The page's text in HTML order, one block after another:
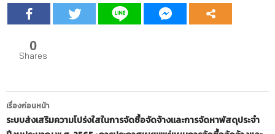
0
Shares
เมนู
นำทาง
เรื่องก่อนหน้า
ระบบส่งเสริมความโปร่งใสในการจัดซื้อจัดจ้างและการจัดหาพัสดุประจำ